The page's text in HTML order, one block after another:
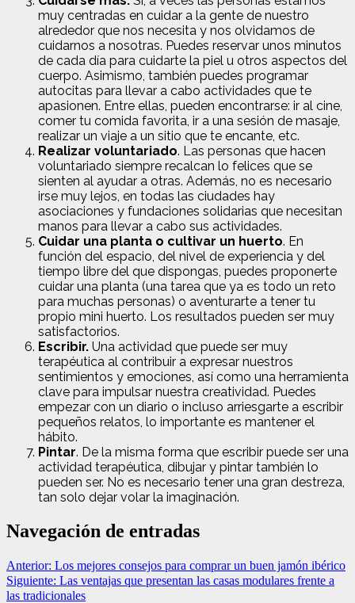
muy centradas en cuidar a la gente de nuestro
alrededor que nos necesita y nos olvidamos de
cuidarnos a nosotras. Puedes reservar unos minutos
de cada día para cuidarte la piel u otros aspectos del
cuerpo. Asimismo, también puedes programar
autocitas para llevar a cabo actividades que te
apasionen. Entre ellas, pueden encontrarse: ir al cine,
comer tu comida favorita, ir a una sesión de masaje,
realizar un viaje a un sitio que te encante, etc.
Realizar voluntariado. Las personas que hacen
voluntariado siempre recalcan lo felices que se
sienten al ayudar a otras. Además, no es necesario
irse muy lejos, en todas las ciudades hay
asociaciones y fundaciones solidarias que necesitan
manos para llevar a cabo sus actividades.
Cuidar una planta o cultivar un huerto. En
función del espacio, del nivel de experiencia y del
tiempo libre del que dispongas, puedes proponerte
cuidar una planta (una tarea que ya es todo un reto
para muchas personas) o aventurarte a tener tu
propio mini huerto. Los resultados pueden ser muy
satisfactorios.
Escribir. Una actividad que puede ser muy
terapéutica al contribuir a expresar nuestros
sentimientos y emociones, así como una herramienta
clave para impulsar nuestra creatividad. Puedes
empezar con un diario o incluso arriesgarte a escribir
pequeños relatos, lo importante es mantener el
hábito.
Pintar. De la misma forma que escribir puede ser una
actividad terapéutica, dibujar y pintar también lo
pueden ser. No es necesario tener una gran destreza,
tan solo dejar volar la imaginación.
Navegación de entradas
Anterior: Los mejores consejos para comprar un buen jamón ibérico
Siguiente: Las ventajas que presentan las casas modulares frente a
las tradicionales